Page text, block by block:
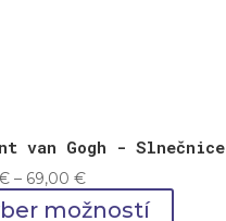
van Gogh - Slnečnice
– 69,00 €Price
range:
možností